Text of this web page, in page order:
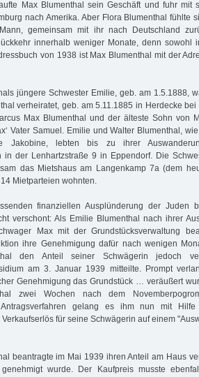
Max Blumenthal sein Geschäft und fuhr mit
nach Amerika. Aber Flora Blumenthal fühlte
gemeinsam mit ihr nach Deutschland
innerhalb weniger Monate, denn sowohl
von 1938 ist Max Blumenthal mit der
jüngere Schwester Emilie, geb. am 1.5.1888,
verheiratet, geb. am 5.11.1885 in Herdecke
Max Blumenthal und der älteste Sohn von
Vater Samuel. Emilie und Walter Blumenthal,
Jakobine, lebten bis zu ihrer
in der Lenhartzstraße 9 in Eppendorf. Die
das Mietshaus am Langenkamp 7a (dem
Mietparteien wohnten.
finanziellen Ausplünderung der Juden
verschont: Als Emilie Blumenthal nach ihrer
Max mit der Grundstücksverwaltung
ihre Genehmigung dafür nach wenigen
den Anteil seiner Schwägerin jedoch
am 3. Januar 1939 mitteilte. Prompt
Genehmigung das Grundstück … veräußert
zwei Wochen nach dem
Antragsverfahren gelang es ihm nun mit Hilfe
für seine Schwägerin auf einem
beantragte im Mai 1939 ihren Anteil am Haus
wurde. Der Kaufpreis musste